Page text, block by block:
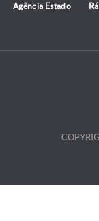
Agência Estado